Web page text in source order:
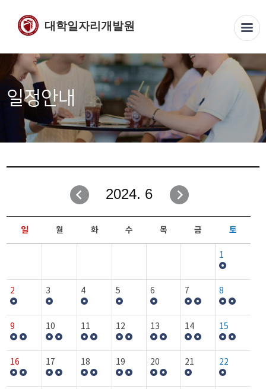
대학일자리개발원
일정안내
2024. 6
일 월 화 수 목 금 토
1
2 3 4 5 6 7 8
9 10 11 12 13 14 15
16 17 18 19 20 21 22